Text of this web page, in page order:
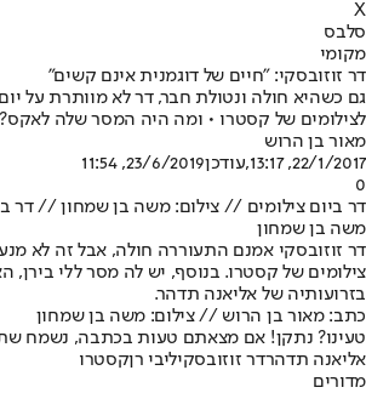
X
סלבס
מקומי
דר זוזובסקי: "חיים של דוגמנית אינם קשים"
גם כשהיא חולה ונטולת חבר, דר לא מוותרת על
לצילומים של קסטרו • ומה היה המסר שלה לאקס?
מאור בן הרוש
22/1/2017, 13:17
,עודכן23/6/2019, 11:54
0
דר ביום צילומים // צילום: משה בן שמחון // דר
משה בן שמחון
דר זוזובסקי אמנם התעוררה חולה, אבל זה לא
צילומים של קסטרו. בנוסף, יש לה מסר ללי
בזרועותיה של אליאנה תדהר.
כתב: מאור בן הרוש // צילום: משה בן שמחון
טעינו? נתקן! אם מצאתם טעות בכתבה, נשמח
אליאנה תדהרדר זוזובסקיליבי רןקסטרו
מדורים